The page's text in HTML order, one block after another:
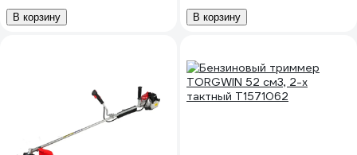
В корзину В корзину